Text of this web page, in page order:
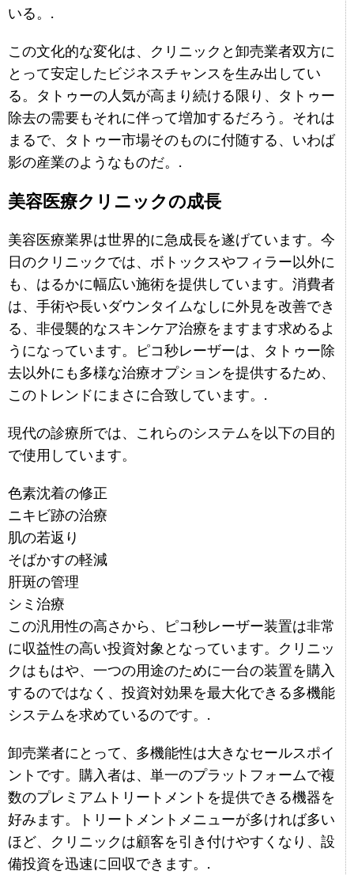
いる。.
この文化的な変化は、クリニックと卸売業者双方に
とって安定したビジネスチャンスを生み出してい
る。タトゥーの人気が高まり続ける限り、タトゥー
除去の需要もそれに伴って増加するだろう。それは
まるで、タトゥー市場そのものに付随する、いわば
影の産業のようなものだ。.
美容医療クリニックの成長
美容医療業界は世界的に急成長を遂げています。今
日のクリニックでは、ボトックスやフィラー以外に
も、はるかに幅広い施術を提供しています。消費者
は、手術や長いダウンタイムなしに外見を改善でき
る、非侵襲的なスキンケア治療をますます求めるよ
うになっています。ピコ秒レーザーは、タトゥー除
去以外にも多様な治療オプションを提供するため、
このトレンドにまさに合致しています。.
現代の診療所では、これらのシステムを以下の目的
で使用しています。
色素沈着の修正
ニキビ跡の治療
肌の若返り
そばかすの軽減
肝斑の管理
シミ治療
この汎用性の高さから、ピコ秒レーザー装置は非常
に収益性の高い投資対象となっています。クリニッ
クはもはや、一つの用途のために一台の装置を購入
するのではなく、投資対効果を最大化できる多機能
システムを求めているのです。.
卸売業者にとって、多機能性は大きなセールスポイ
ントです。購入者は、単一のプラットフォームで複
数のプレミアムトリートメントを提供できる機器を
好みます。トリートメントメニューが多ければ多い
ほど、クリニックは顧客を引き付けやすくなり、設
備投資を迅速に回収できます。.